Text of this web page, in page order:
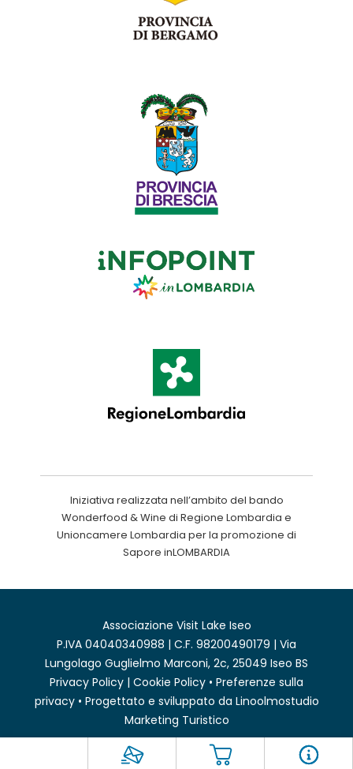
Iniziativa realizzata nell’ambito del bando
Wonderfood & Wine di Regione Lombardia e
Unioncamere Lombardia per la promozione di
Sapore inLOMBARDIA
Associazione Visit Lake Iseo
P.IVA 04040340988 | C.F. 98200490179 | Via
Lungolago Guglielmo Marconi, 2c, 25049 Iseo BS
Privacy Policy | Cookie Policy • Preferenze sulla
privacy• Progettato e sviluppato da Linoolmostudio
Marketing Turistico